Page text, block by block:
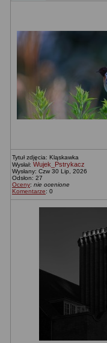
Tytuł zdjęcia: Kląskawka
Wysłał: Wujek_Pstrykacz
Wysłany: Czw 30 Lip, 2026
Odsłon: 27
Oceny: nie ocenione
Komentarze: 0